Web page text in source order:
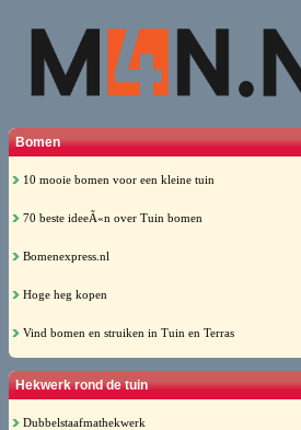
Bomen
10 mooie bomen voor een kleine tuin
70 beste ideeÃ«n over Tuin bomen
Bomenexpress.nl
Hoge heg kopen
Vind bomen en struiken in Tuin en Terras
Hekwerk rond de tuin
Dubbelstaafmathekwerk